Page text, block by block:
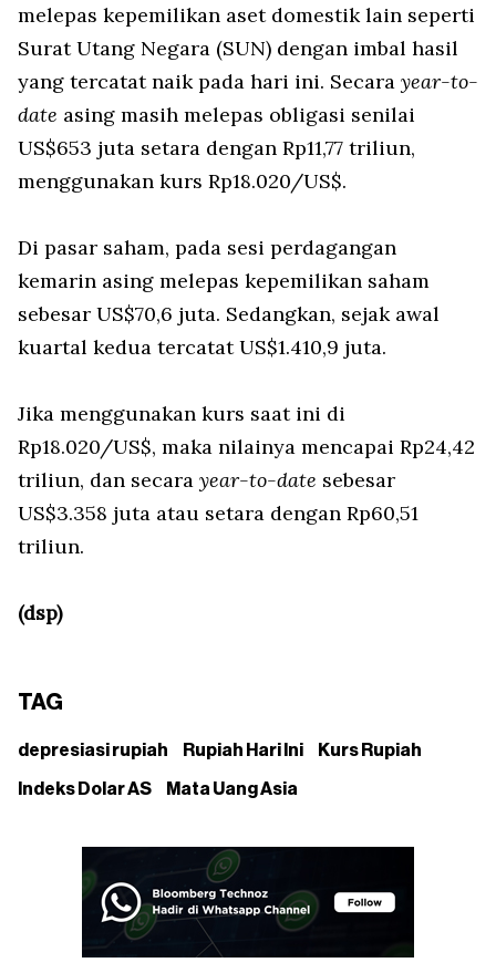
melepas kepemilikan aset domestik lain seperti
Surat Utang Negara (SUN) dengan imbal hasil
yang tercatat naik pada hari ini. Secara year-to-
date asing masih melepas obligasi senilai
US$653 juta setara dengan Rp11,77 triliun,
menggunakan kurs Rp18.020/US$.
Di pasar saham, pada sesi perdagangan
kemarin asing melepas kepemilikan saham
sebesar US$70,6 juta. Sedangkan, sejak awal
kuartal kedua tercatat US$1.410,9 juta.
Jika menggunakan kurs saat ini di
Rp18.020/US$, maka nilainya mencapai Rp24,42
triliun, dan secara year-to-date sebesar
US$3.358 juta atau setara dengan Rp60,51
triliun.
(dsp)
TAG
depresiasi rupiah Rupiah Hari Ini Kurs Rupiah
Indeks Dolar AS Mata Uang Asia